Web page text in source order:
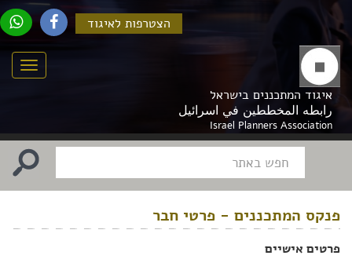
הצטרפות לאיגוד
איגוד המתכננים בישראל
رابطه المخططين في اسرائيل
Israel Planners Association
פנקס המתכננים - פרטי חבר
פרטים אישיים